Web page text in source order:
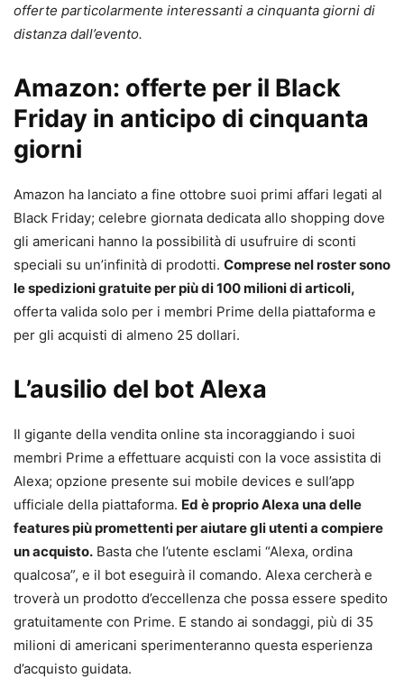
offerte particolarmente interessanti a cinquanta giorni di
distanza dall’evento.
Amazon: offerte per il Black
Friday in anticipo di cinquanta
giorni
Amazon ha lanciato a fine ottobre suoi primi affari legati al
Black Friday; celebre giornata dedicata allo shopping dove
gli americani hanno la possibilità di usufruire di sconti
speciali su un’infinità di prodotti. Comprese nel roster sono
le spedizioni gratuite per più di 100 milioni di articoli,
offerta valida solo per i membri Prime della piattaforma e
per gli acquisti di almeno 25 dollari.
L’ausilio del bot Alexa
Il gigante della vendita online sta incoraggiando i suoi
membri Prime a effettuare acquisti con la voce assistita di
Alexa; opzione presente sui mobile devices e sull’app
ufficiale della piattaforma. Ed è proprio Alexa una delle
features più promettenti per aiutare gli utenti a compiere
un acquisto. Basta che l’utente esclami “Alexa, ordina
qualcosa”, e il bot eseguirà il comando. Alexa cercherà e
troverà un prodotto d’eccellenza che possa essere spedito
gratuitamente con Prime. E stando ai sondaggi, più di 35
milioni di americani sperimenteranno questa esperienza
d’acquisto guidata.